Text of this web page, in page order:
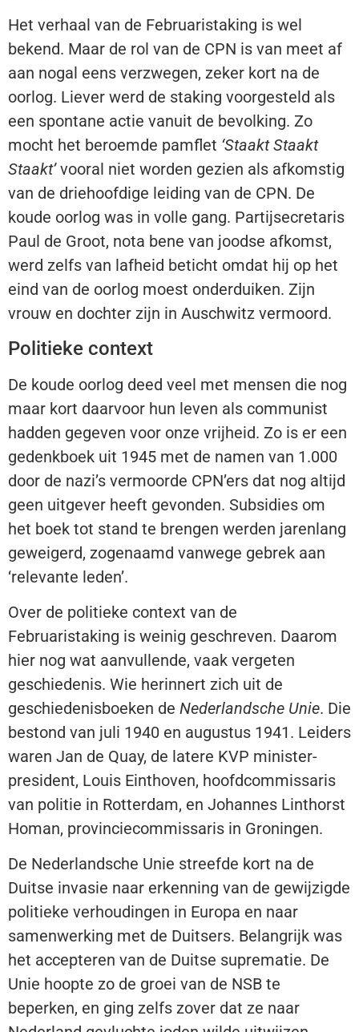
Het verhaal van de Februaristaking is wel
bekend. Maar de rol van de CPN is van meet af
aan nogal eens verzwegen, zeker kort na de
oorlog. Liever werd de staking voorgesteld als
een spontane actie vanuit de bevolking. Zo
mocht het beroemde pamflet ‘Staakt Staakt
Staakt’vooral niet worden gezien als afkomstig
van de driehoofdige leiding van de CPN. De
koude oorlog was in volle gang. Partijsecretaris
Paul de Groot, nota bene van joodse afkomst,
werd zelfs van lafheid beticht omdat hij op het
eind van de oorlog moest onderduiken. Zijn
vrouw en dochter zijn in Auschwitz vermoord.
Politieke context
De koude oorlog deed veel met mensen die nog
maar kort daarvoor hun leven als communist
hadden gegeven voor onze vrijheid. Zo is er een
gedenkboek uit 1945 met de namen van 1.000
door de nazi’s vermoorde CPN’ers dat nog altijd
geen uitgever heeft gevonden. Subsidies om
het boek tot stand te brengen werden jarenlang
geweigerd, zogenaamd vanwege gebrek aan
‘relevante leden’.
Over de politieke context van de
Februaristaking is weinig geschreven. Daarom
hier nog wat aanvullende, vaak vergeten
geschiedenis. Wie herinnert zich uit de
geschiedenisboeken de Nederlandsche Unie. Die
bestond van juli 1940 en augustus 1941. Leiders
waren Jan de Quay, de latere KVP minister-
president, Louis Einthoven, hoofdcommissaris
van politie in Rotterdam, en Johannes Linthorst
Homan, provinciecommissaris in Groningen.
De Nederlandsche Unie streefde kort na de
Duitse invasie naar erkenning van de gewijzigde
politieke verhoudingen in Europa en naar
samenwerking met de Duitsers. Belangrijk was
het accepteren van de Duitse suprematie. De
Unie hoopte zo de groei van de NSB te
beperken, en ging zelfs zover dat ze naar